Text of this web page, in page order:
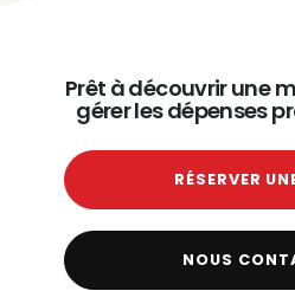
Prêt à découvrir une
gérer les dépenses
RÉSERVER
NOUS